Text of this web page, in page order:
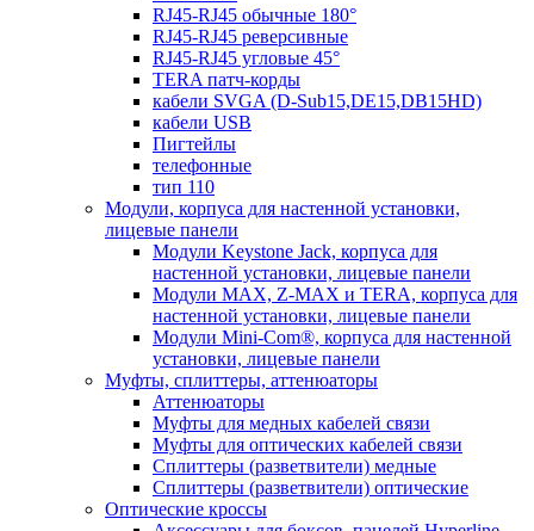
RJ45-RJ45 обычные 180°
RJ45-RJ45 реверсивные
RJ45-RJ45 угловые 45°
TERA патч-корды
кабели SVGA (D-Sub15,DE15,DB15HD)
кабели USB
Пигтейлы
телефонные
тип 110
Модули, корпуса для настенной установки,
лицевые панели
Модули Keystone Jack, корпуса для
настенной установки, лицевые панели
Модули MAX, Z-MAX и TERA, корпуса для
настенной установки, лицевые панели
Модули Mini-Com®, корпуса для настенной
установки, лицевые панели
Муфты, сплиттеры, аттенюаторы
Аттенюаторы
Муфты для медных кабелей связи
Муфты для оптических кабелей связи
Сплиттеры (разветвители) медные
Сплиттеры (разветвители) оптические
Оптические кроссы